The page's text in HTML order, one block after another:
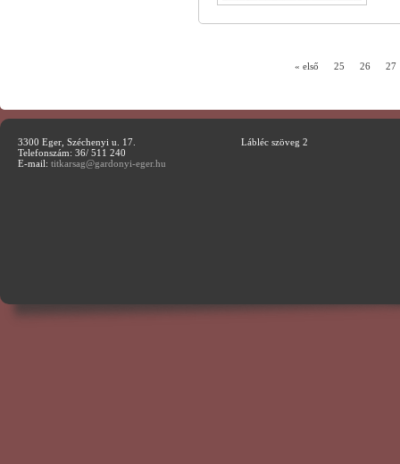
« első 25 26 27
3300 Eger, Széchenyi u. 17.
Telefonszám: 36/ 511 240
E-mail: titkarsag@gardonyi-eger.hu
Lábléc szöveg 2